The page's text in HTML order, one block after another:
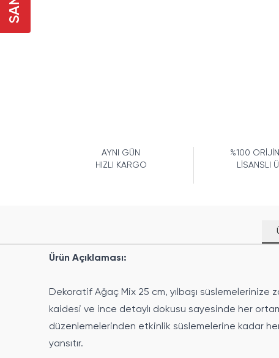
AYNI GÜN
HIZLI KARGO
%100
LİSANSLI
Ürün Açıklaması:
Dekoratif Ağaç Mix 25 cm, yılbaşı süslemelerinize
kaidesi ve ince detaylı dokusu sayesinde her
düzenlemelerinden etkinlik süslemelerine kadar
yansıtır.